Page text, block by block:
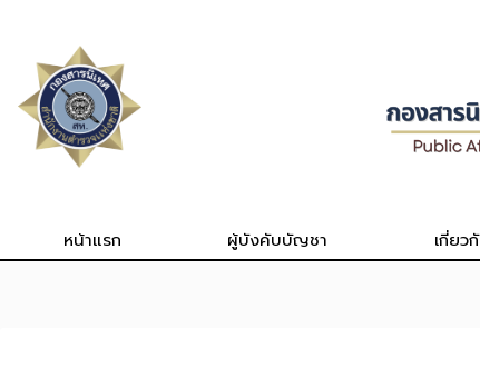
content
หน้าแรก ผู้บังคับบัญชา เกี่ยว